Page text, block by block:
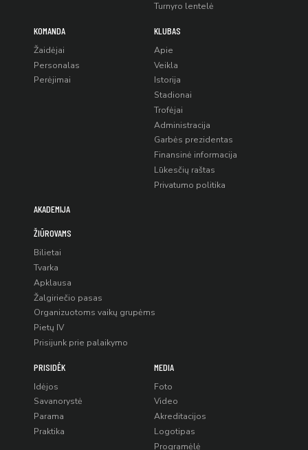
Turnyro lentelė
KOMANDA
Žaidėjai
Personalas
Perėjimai
KLUBAS
Apie
Veikla
Istorija
Stadionai
Trofėjai
Administracija
Garbės prezidentas
Finansinė informacija
Lūkesčių raštas
Privatumo politika
AKADEMIJA
ŽIŪROVAMS
Bilietai
Tvarka
Apklausa
Žalgiriečio pasas
Organizuotoms vaikų grupėms
Pietų IV
Prisijunk prie palaikymo
PRISIDĖK
Idėjos
Savanorystė
Parama
Praktika
MEDIA
Foto
Video
Akreditacijos
Logotipas
Programėlė